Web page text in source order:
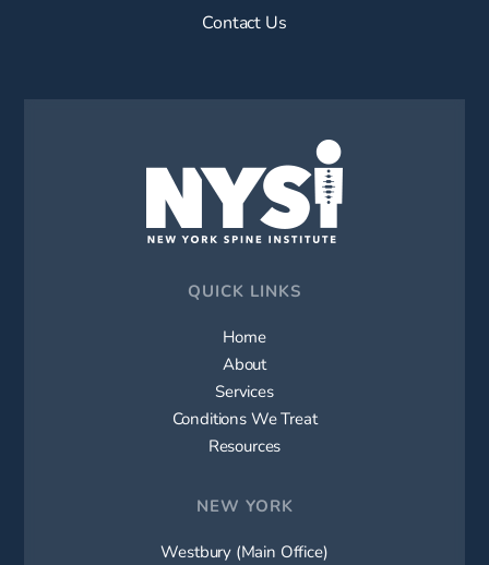
Contact Us
QUICK LINKS
Home
About
Services
Conditions We Treat
Resources
NEW YORK
Westbury (Main Office)